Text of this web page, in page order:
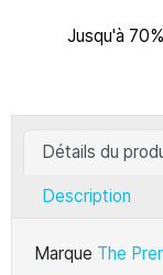
Jusqu'à
Détails du
Description
Marque The